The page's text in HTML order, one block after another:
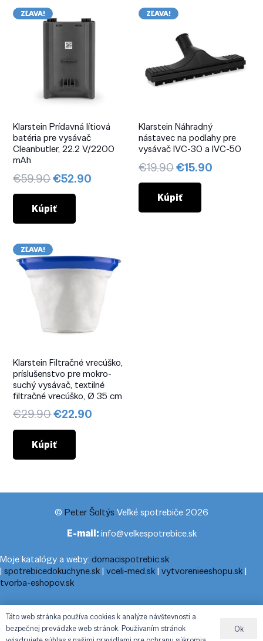
ZĽAVA!
Klarstein Prídavná lítiová
batéria pre vysávač
Cleanbutler, 22.2 V/2200
mAh
€59.90Pôvodná
cena
bola:
€59.90.
€52.90
Kúpiť
ZĽAVA!
Klarstein Náhradný
nástavec na podlahy pre
vysávač IVC-30 a IVC-50
€19.90Pôvodná
cena
bola:
€19.90.
€15.90
Kúpiť
ZĽAVA!
Klarstein Filtračné vrecúško,
príslušenstvo pre mokro-
suchý vysávač, textilné
filtračné vrecúško, Ø 35 cm
€29.90Pôvodná
cena
bola:
€29.90.
€22.90
Kúpiť
© Peter Šoltýs Veľké spotrebiče 2026
E-mail:info@velkespotrebice.sk
Moje katalógy a weby: domacispotrebic.sk
| spotrebicedokuchyne.sk| vceli-med.sk| vytvorenieeshopu.sk|
tvorba-eshopov.sk
Moje blogy:cestovnyporiadok.eu|pracanadoma.net|telefonny-
zoznam-podla-cisla.sk |praca-z-domu-na-pc.sk|dnesny-
horoskop.sk|cestuj-dovolenkuj.sk|cestovny-poriadok.eu
Táto web stránka používa cookies k analýze návštevnosti a
bezpečnej prevádzke web stránok. Používaním stránok
Ok